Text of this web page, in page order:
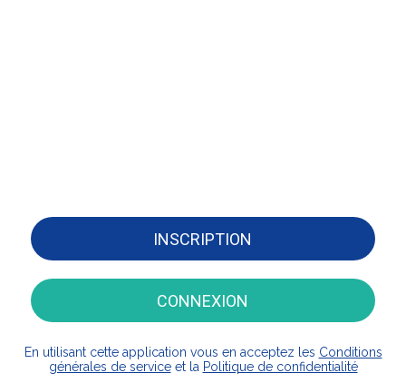
INSCRIPTION
CONNEXION
En utilisant cette application vous en acceptez les Conditions
générales de serviceet la Politique de confidentialité